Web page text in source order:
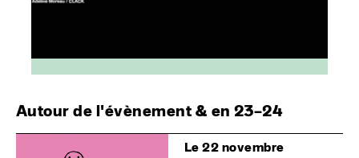
Autour de l'évènement & en 23–24
Le 22 novembre